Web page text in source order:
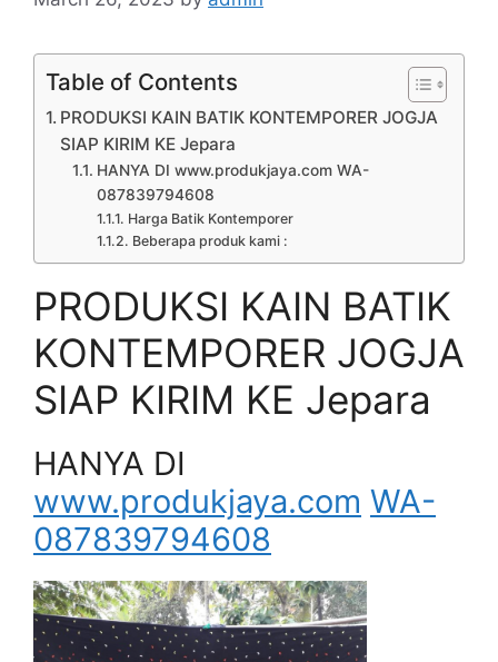
Table of Contents
PRODUKSI KAIN BATIK KONTEMPORER JOGJA
SIAP KIRIM KE Jepara
HANYA DI www.produkjaya.com WA-
087839794608
Harga Batik Kontemporer
Beberapa produk kami :
PRODUKSI KAIN BATIK
KONTEMPORER JOGJA
SIAP KIRIM KE Jepara
HANYA DI
www.produkjaya.com WA-
087839794608